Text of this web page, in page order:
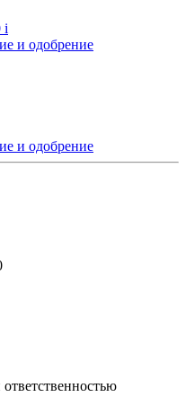
i
и одобрение
и одобрение